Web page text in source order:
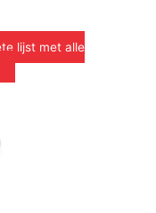
lijst met alle